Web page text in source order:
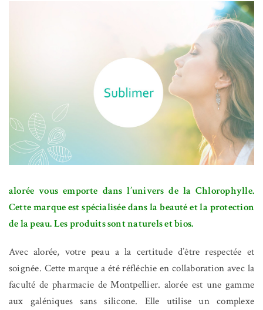
alorée vous emporte dans l’univers de la Chlorophylle.
Cette marque est spécialisée dans la beauté et la protection
de la peau. Les produits sont naturels et bios.
Avec alorée, votre peau a la certitude d’être respectée et
soignée. Cette marque a été réfléchie en collaboration avec la
faculté de pharmacie de Montpellier. alorée est une gamme
aux galéniques sans silicone. Elle utilise un complexe